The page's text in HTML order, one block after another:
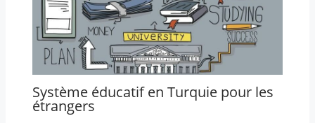
Système éducatif en Turquie pour les
étrangers